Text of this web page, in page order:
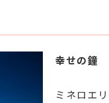
幸せの鐘
ミネロエ